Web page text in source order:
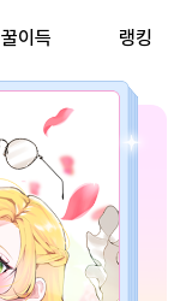
꿀이득 랭킹